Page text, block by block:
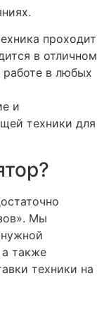
проходит
в отличном
работе в любых
и
техники для
Мы
также
техники на